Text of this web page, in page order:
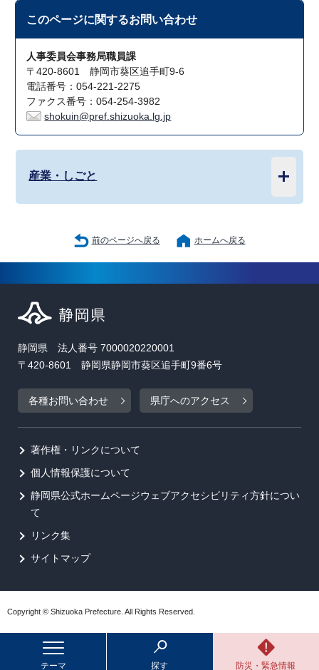
このページに関するお問い合わせ
人事委員会事務局職員課
〒420-8601 静岡市葵区追手町9-6
電話番号：054-221-2275
ファクス番号：054-254-3982
shokuin@pref.shizuoka.lg.jp
産業・しごと
前のページへ戻る ホームへ戻る
テーマ 探す 防災・緊急情報
静岡県 法人番号 7000020220001
〒420-8601 静岡県静岡市葵区追手町9番6号
各種お問い合わせ 県庁へのアクセス
著作権・リンクについて
個人情報保護について
静岡県公式ホームページウェブアクセシビリティ方針につい
て
リンク集
サイトマップ
Copyright © Shizuoka Prefecture. All Rights Reserved.